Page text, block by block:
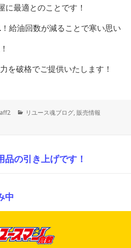
に最適とのことです！
！給油回数が減ることで寒い思い
を破格でご提供いたします！
カ
リユース魂ブログ,販売情報
品の引き上げです！
中